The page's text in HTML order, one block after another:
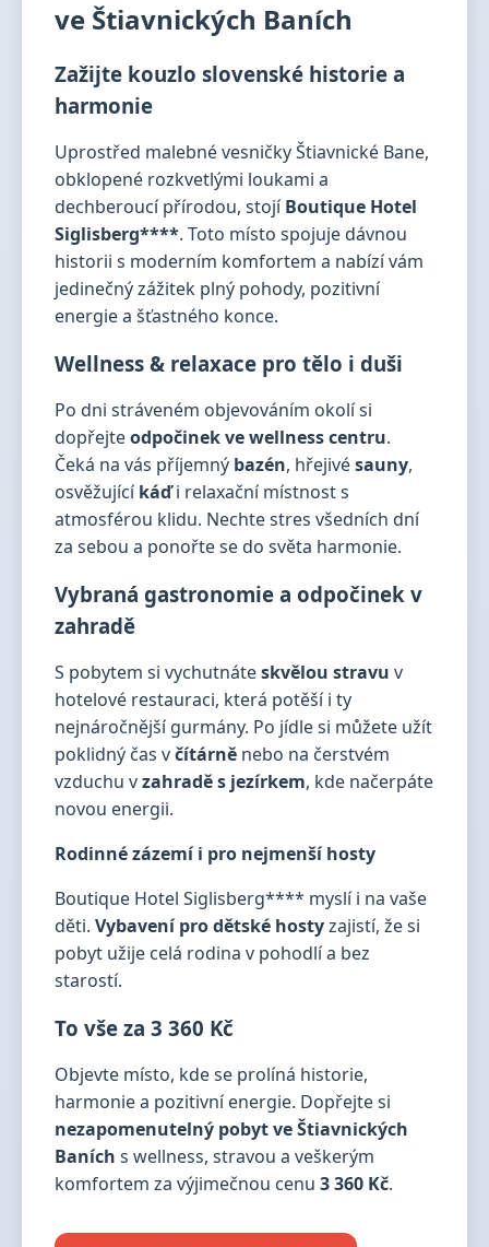
ve Štiavnických Baních
Zažijte kouzlo slovenské historie a
harmonie
Uprostřed malebné vesničky Štiavnické Bane,
obklopené rozkvetlými loukami a
dechberoucí přírodou, stojíBoutique Hotel
Siglisberg****. Toto místo spojuje dávnou
historii s moderním komfortem a nabízí vám
jedinečný zážitek plný pohody, pozitivní
energie a šťastného konce.
Wellness & relaxace pro tělo i duši
Po dni stráveném objevováním okolí si
dopřejteodpočinek ve wellness centru.
Čeká na vás příjemný bazén, hřejivésauny,
osvěžujícíkáďi relaxační místnost s
atmosférou klidu. Nechte stres všedních dní
za sebou a ponořte se do světa harmonie.
Vybraná gastronomie a odpočinek v
zahradě
S pobytem si vychutnáteskvělou stravu v
hotelové restauraci, která potěší i ty
nejnáročnější gurmány. Po jídle si můžete užít
poklidný čas včítárně nebo na čerstvém
vzduchu vzahradě s jezírkem, kde načerpáte
novou energii.
Rodinné zázemí i pro nejmenší hosty
Boutique Hotel Siglisberg**** myslí i na vaše
děti. Vybavení pro dětské hostyzajistí, že si
pobyt užije celá rodina v pohodlí a bez
starostí.
To vše za 3 360 Kč
Objevte místo, kde se prolíná historie,
harmonie a pozitivní energie. Dopřejte si
nezapomenutelný pobyt ve Štiavnických
Baních s wellness, stravou a veškerým
komfortem za výjimečnou cenu 3 360 Kč.